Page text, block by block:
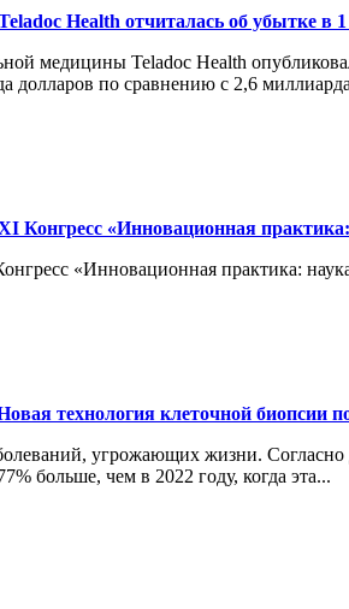
Health отчиталась об убытке в
медицины Teladoc Health
долларов по сравнению с 2,6
Конгресс «Инновационная
«Инновационная практика:
технология клеточной биопсии
угрожающих жизни. Согласно
больше, чем в 2022 году, когда эта...